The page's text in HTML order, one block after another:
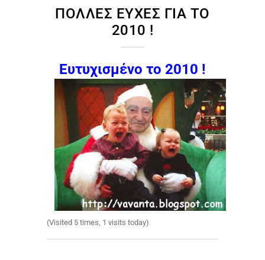
ΠΟΛΛΈΣ ΕΥΧΈΣ ΓΙΑ ΤΟ
2010 !
Ευτυχισμένο το 2010 !
(Visited 5 times, 1 visits today)